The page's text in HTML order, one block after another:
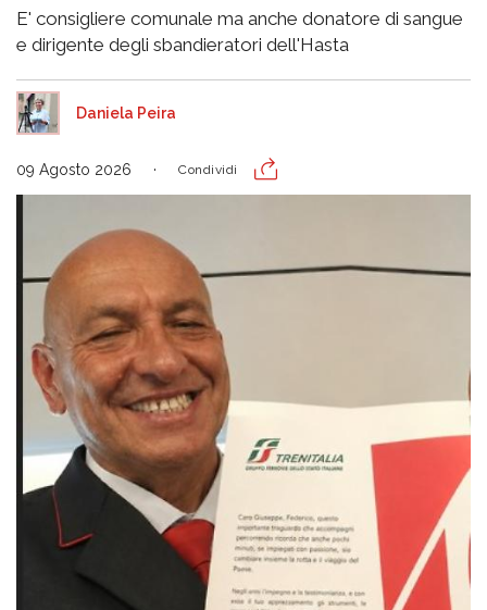
E' consigliere comunale ma anche donatore di sangue
e dirigente degli sbandieratori dell'Hasta
Daniela Peira
09 Agosto 2026 Condividi